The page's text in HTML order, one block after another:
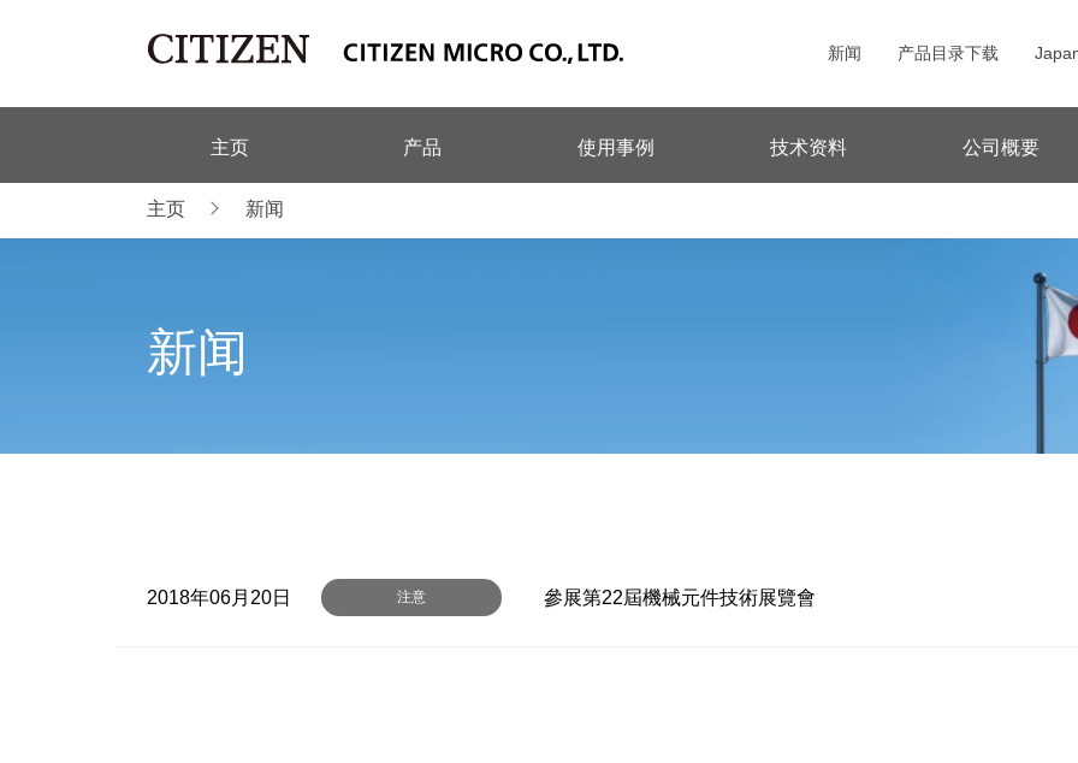
新闻 产品目录下载
主页 产品 使用事例 技术资料 公司概要
主页 新闻
新闻
2018年06月20日 注意 參展第22屆機械元件技術展覽會